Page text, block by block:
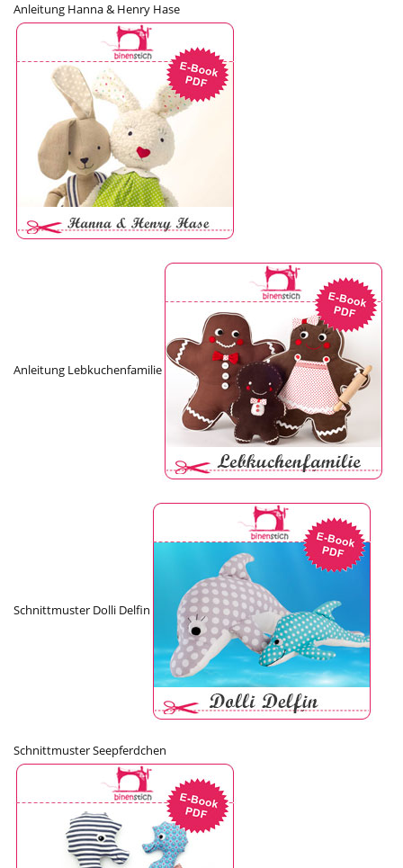
Anleitung Hanna & Henry Hase
Anleitung Lebkuchenfamilie
Schnittmuster Dolli Delfin
Schnittmuster Seepferdchen